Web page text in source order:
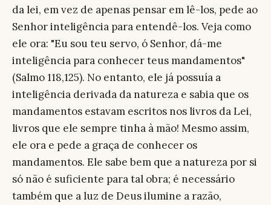
da lei, em vez de apenas pensar em lê-los, pede ao
Senhor inteligência para entendê-los. Veja como
ele ora: "Eu sou teu servo, ó Senhor, dá-me
inteligência para conhecer teus mandamentos"
(Salmo 118,125). No entanto, ele já possuía a
inteligência derivada da natureza e sabia que os
mandamentos estavam escritos nos livros da Lei,
livros que ele sempre tinha à mão! Mesmo assim,
ele ora e pede a graça de conhecer os
mandamentos. Ele sabe bem que a natureza por si
só não é suficiente para tal obra; é necessário
também que a luz de Deus ilumine a razão,